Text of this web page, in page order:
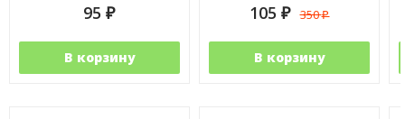
95 ₽
В корзину
105 ₽ 350₽
В корзину